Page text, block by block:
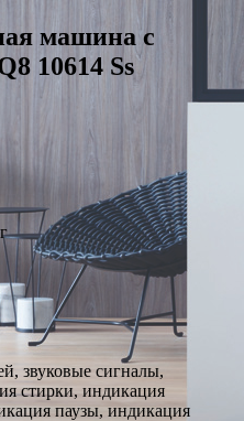
машина с
10614 Ss
звуковые сигналы,
стирки, индикация
паузы, индикация